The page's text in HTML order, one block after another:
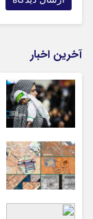
آخرین اخبار